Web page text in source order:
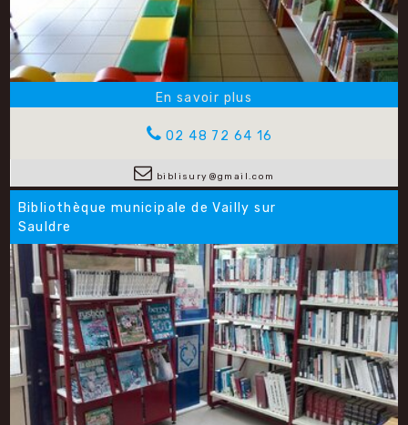
02 48 72 64 16
biblisury@gmail.com
Bibliothèque municipale de Vailly sur
Sauldre